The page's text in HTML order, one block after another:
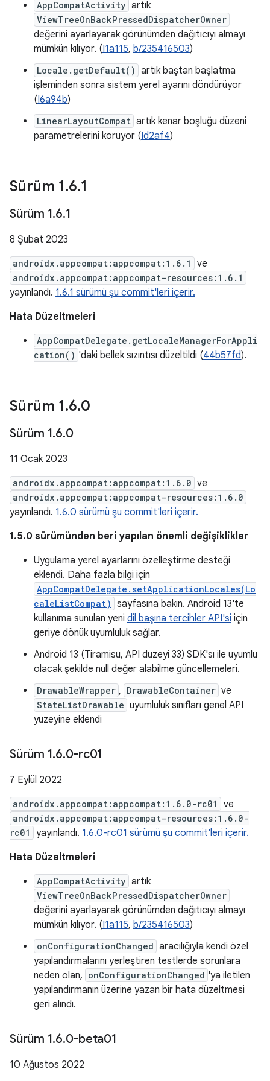
AppCompatActivity artık
ViewTreeOnBackPressedDispatcherOwner
değerini ayarlayarak görünümden dağıtıcıyı almayı
mümkün kılıyor. (I1a115, b/235416503)
Locale.getDefault() artık baştan başlatma
işleminden sonra sistem yerel ayarını döndürüyor
(I6a94b)
LinearLayoutCompat artık kenar boşluğu düzeni
parametrelerini koruyor (Id2af4)
Sürüm 1.6.1
Sürüm 1.6.1
8 Şubat 2023
androidx.appcompat:appcompat:1.6.1 ve
androidx.appcompat:appcompat-resources:1.6.1
yayınlandı. 1.6.1 sürümü şu commit'leri içerir.
Hata Düzeltmeleri
AppCompatDelegate.getLocaleManagerForAppli
cation() 'daki bellek sızıntısı düzeltildi (44b57fd).
Sürüm 1.6.0
Sürüm 1.6.0
11 Ocak 2023
androidx.appcompat:appcompat:1.6.0 ve
androidx.appcompat:appcompat-resources:1.6.0
yayınlandı. 1.6.0 sürümü şu commit'leri içerir.
1.5.0 sürümünden beri yapılan önemli değişiklikler
Uygulama yerel ayarlarını özelleştirme desteği
eklendi. Daha fazla bilgi için
AppCompatDelegate.setApplicationLocales(Lo
caleListCompat) sayfasına bakın. Android 13'te
kullanıma sunulan yeni dil başına tercihler API'si için
geriye dönük uyumluluk sağlar.
Android 13 (Tiramisu, API düzeyi 33) SDK'sı ile uyumlu
olacak şekilde null değer alabilme güncellemeleri.
DrawableWrapper , DrawableContainer ve
StateListDrawable uyumluluk sınıfları genel API
yüzeyine eklendi
Sürüm 1.6.0-rc01
7 Eylül 2022
androidx.appcompat:appcompat:1.6.0-rc01 ve
androidx.appcompat:appcompat-resources:1.6.0-
rc01
yayınlandı. 1.6.0-rc01 sürümü şu commit'leri içerir.
Hata Düzeltmeleri
AppCompatActivity artık
ViewTreeOnBackPressedDispatcherOwner
değerini ayarlayarak görünümden dağıtıcıyı almayı
mümkün kılıyor. (I1a115, b/235416503)
onConfigurationChanged aracılığıyla kendi özel
yapılandırmalarını yerleştiren testlerde sorunlara
neden olan, onConfigurationChanged 'ya iletilen
yapılandırmanın üzerine yazan bir hata düzeltmesi
geri alındı.
Sürüm 1.6.0-beta01
10 Ağustos 2022